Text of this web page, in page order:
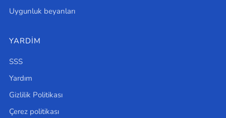
Uygunluk beyanları
YARDIM
SSS
Yardım
Gizlilik Politikası
Çerez politikası